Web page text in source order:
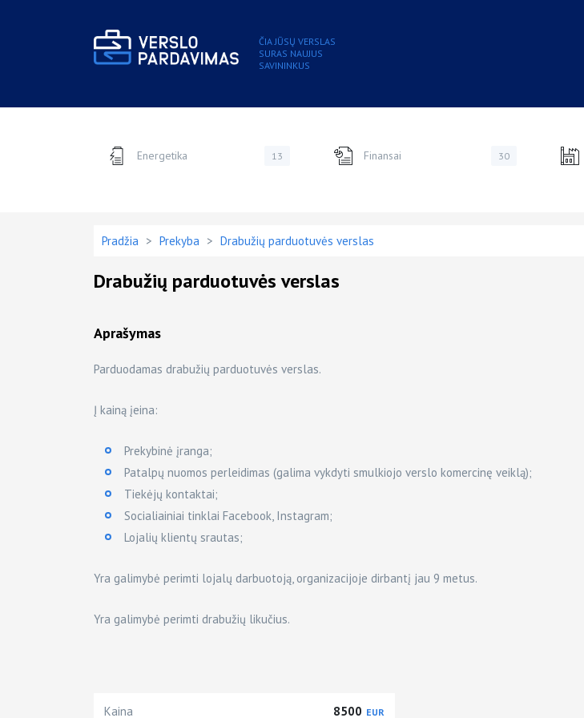
ČIA JŪSŲ VERSLAS
SURAS NAUJUS
SAVININKUS
Energetika 13 Finansai 30
Pradžia > Prekyba > Drabužių parduotuvės verslas
Drabužių parduotuvės verslas
Aprašymas
Parduodamas drabužių parduotuvės verslas.
Į kainą įeina:
Prekybinė įranga;
Patalpų nuomos perleidimas (galima vykdyti smulkiojo verslo komercinę veiklą);
Tiekėjų kontaktai;
Socialiainiai tinklai Facebook, Instagram;
Lojalių klientų srautas;
Yra galimybė perimti lojalų darbuotoją, organizacijoje dirbantį jau 9 metus.
Yra galimybė perimti drabužių likučius.
Kaina 8500 EUR